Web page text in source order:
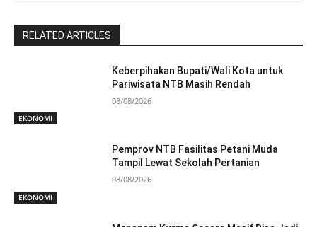
RELATED ARTICLES
EKONOMI
Keberpihakan Bupati/Wali Kota untuk
Pariwisata NTB Masih Rendah
08/08/2026
EKONOMI
Pemprov NTB Fasilitas Petani Muda
Tampil Lewat Sekolah Pertanian
08/08/2026